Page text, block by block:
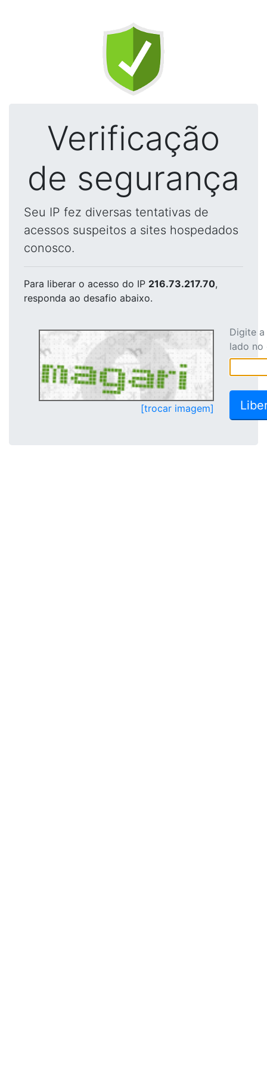
Verificação
de segurança
Seu IP fez diversas tentativas de
acessos suspeitos a sites hospedados
conosco.
Para liberar o acesso do IP 216.73.217.70,
responda ao desafio abaixo.
[trocar imagem]
Digite
lado no